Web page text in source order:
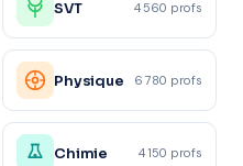
SVT 4 560 profs
Physique 6 780 profs
Chimie 4 150 profs